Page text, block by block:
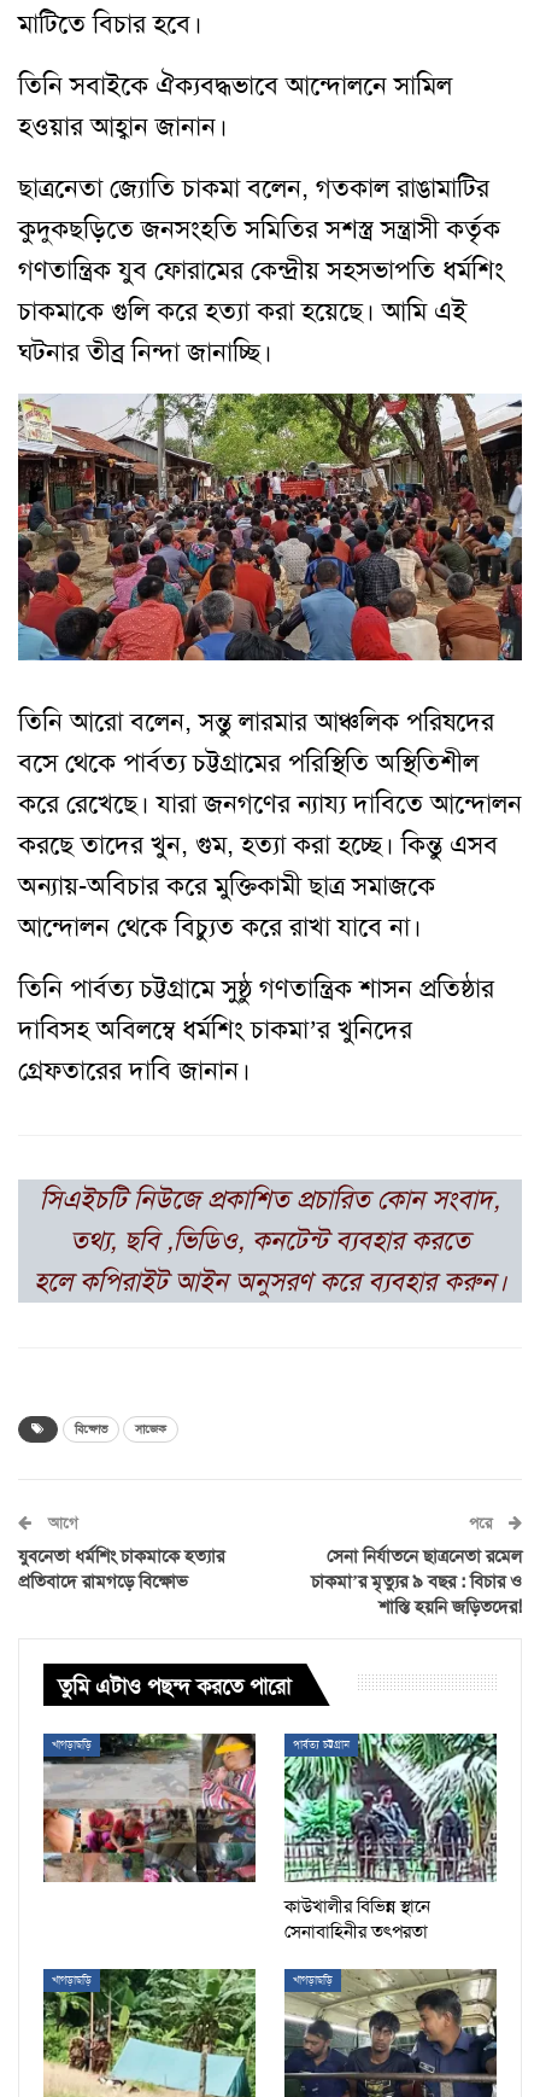
মাটিতে বিচার হবে।
তিনি সবাইকে ঐক্যবদ্ধভাবে আন্দোলনে সামিল
হওয়ার আহ্বান জানান।
ছাত্রনেতা জ্যোতি চাকমা বলেন, গতকাল রাঙামাটির
কুদুকছড়িতে জনসংহতি সমিতির সশস্ত্র সন্ত্রাসী কর্তৃক
গণতান্ত্রিক যুব ফোরামের কেন্দ্রীয় সহসভাপতি ধর্মশিং
চাকমাকে গুলি করে হত্যা করা হয়েছে। আমি এই
ঘটনার তীব্র নিন্দা জানাচ্ছি।
তিনি আরো বলেন, সন্তু লারমার আঞ্চলিক পরিষদের
বসে থেকে পার্বত্য চট্টগ্রামের পরিস্থিতি অস্থিতিশীল
করে রেখেছে। যারা জনগণের ন্যায্য দাবিতে আন্দোলন
করছে তাদের খুন, গুম, হত্যা করা হচ্ছে। কিন্তু এসব
অন্যায়-অবিচার করে মুক্তিকামী ছাত্র সমাজকে
আন্দোলন থেকে বিচ্যুত করে রাখা যাবে না।
তিনি পার্বত্য চট্টগ্রামে সুষ্ঠু গণতান্ত্রিক শাসন প্রতিষ্ঠার
দাবিসহ অবিলম্বে ধর্মশিং চাকমা’র খুনিদের
গ্রেফতারের দাবি জানান।
সিএইচটি নিউজে প্রকাশিত প্রচারিত কোন সংবাদ,
তথ্য, ছবি ,ভিডিও, কনটেন্ট ব্যবহার করতে
হলে কপিরাইট আইন অনুসরণ করে ব্যবহার করুন।
বিক্ষোভ সাজেক
আগে
যুবনেতা ধর্মশিং চাকমাকে হত্যার
প্রতিবাদে রামগড়ে বিক্ষোভ
পরে
সেনা নির্যাতনে ছাত্রনেতা রমেল
চাকমা’র মৃত্যুর ৯ বছর : বিচার ও
শাস্তি হয়নি জড়িতদের!
তুমি এটাও পছন্দ করতে পারো
খাগড়াছড়ি পার্বত্য চট্টগ্রাম
কাউখালীর বিভিন্ন স্থানে
সেনাবাহিনীর তৎপরতা
খাগড়াছড়ি খাগড়াছড়ি